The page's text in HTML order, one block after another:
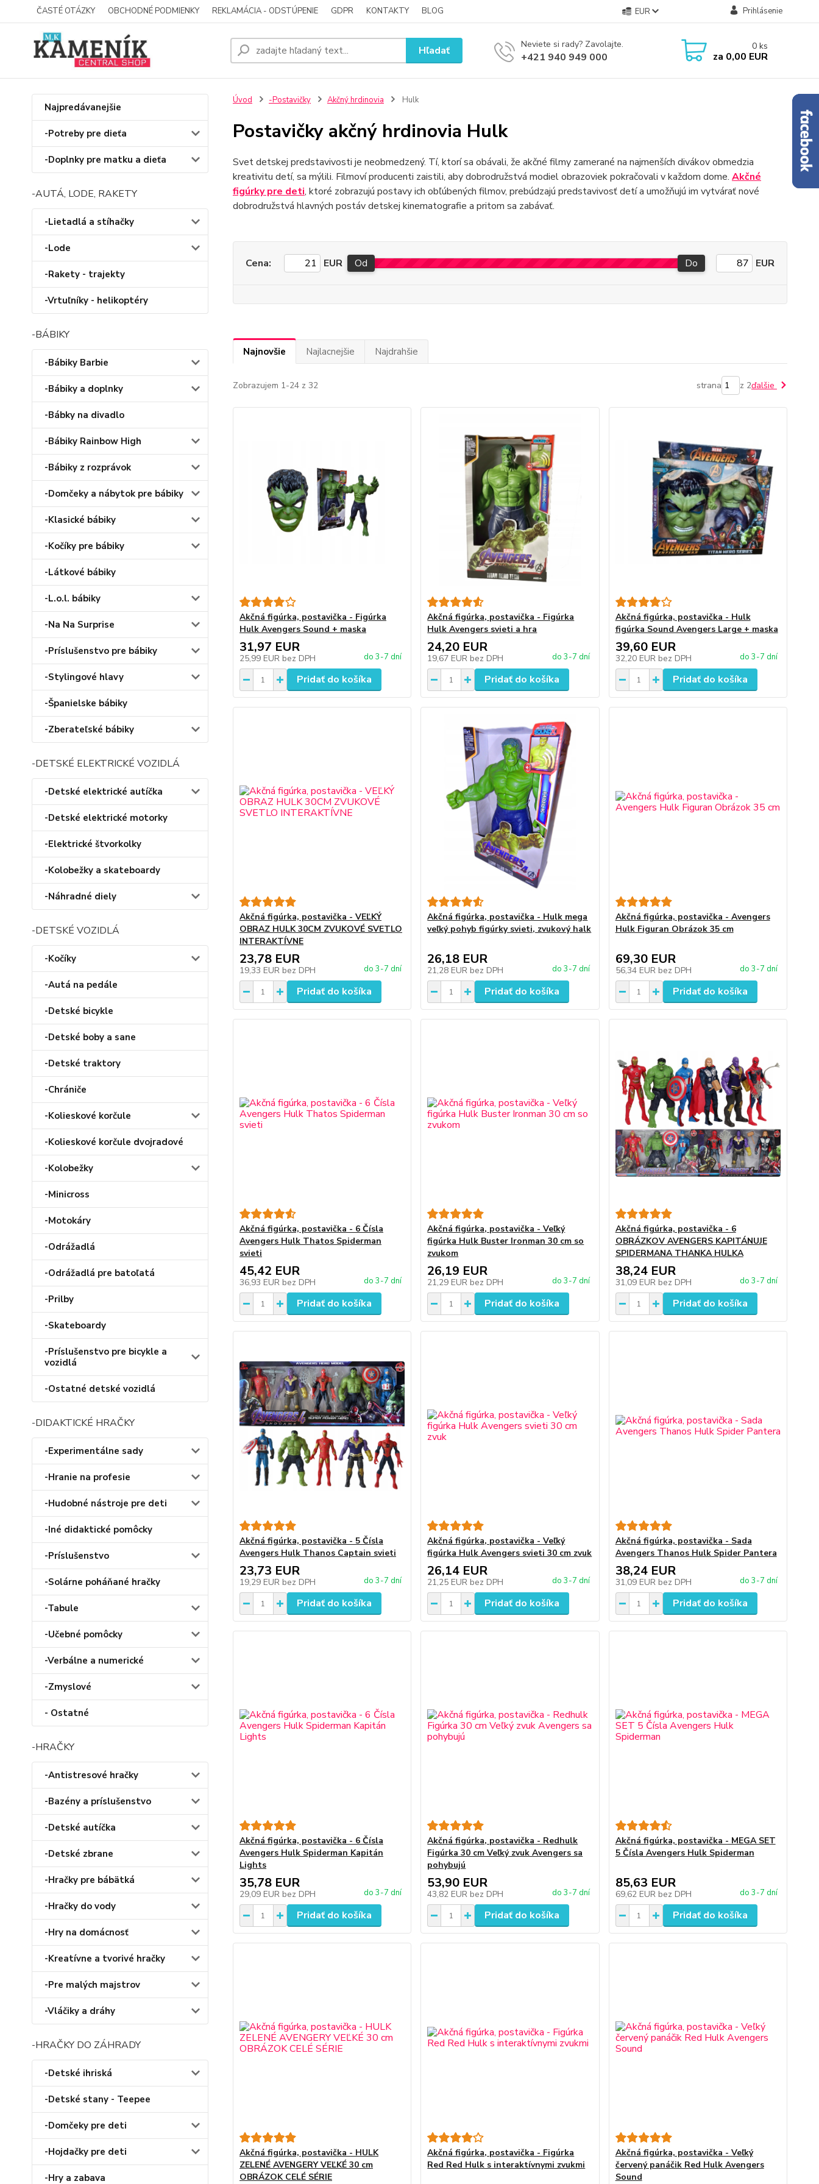
ČASTÉ OTÁZKY OBCHODNÉ PODMIENKY REKLAMÁCIA - ODSTÚPENIE GDPR KONTAKTY BLOG EUR Prihlásenie
Hľadať Neviete si rady? Zavolajte.
+421 940 949 000
0 ks
za 0,00 EUR
Najpredávanejšie
-Potreby pre dieťa
-Doplnky pre matku a dieťa
-AUTÁ, LODE, RAKETY
-Lietadlá a stíhačky
-Lode
-Rakety - trajekty
-Vrtuľníky - helikoptéry
-BÁBIKY
-Bábiky Barbie
-Bábiky a doplnky
-Bábky na divadlo
-Bábiky Rainbow High
-Bábiky z rozprávok
-Domčeky a nábytok pre bábiky
-Klasické bábiky
-Kočíky pre bábiky
-Látkové bábiky
-L.o.l. bábiky
-Na Na Surprise
-Príslušenstvo pre bábiky
-Stylingové hlavy
-Španielske bábiky
-Zberateľské bábiky
-DETSKÉ ELEKTRICKÉ VOZIDLÁ
-Detské elektrické autíčka
-Detské elektrické motorky
-Elektrické štvorkolky
-Kolobežky a skateboardy
-Náhradné diely
-DETSKÉ VOZIDLÁ
-Kočíky
-Autá na pedále
-Detské bicykle
-Detské boby a sane
-Detské traktory
-Chrániče
-Kolieskové korčule
-Kolieskové korčule dvojradové
-Kolobežky
-Minicross
-Motokáry
-Odrážadlá
-Odrážadlá pre batoľatá
-Prilby
-Skateboardy
-Príslušenstvo pre bicykle a
vozidlá
-Ostatné detské vozidlá
-DIDAKTICKÉ HRAČKY
-Experimentálne sady
-Hranie na profesie
-Hudobné nástroje pre deti
-Iné didaktické pomôcky
-Príslušenstvo
-Solárne poháňané hračky
-Tabule
-Učebné pomôcky
-Verbálne a numerické
-Zmyslové
- Ostatné
-HRAČKY
-Antistresové hračky
-Bazény a príslušenstvo
-Detské autíčka
-Detské zbrane
-Hračky pre bábätká
-Hračky do vody
-Hry na domácnosť
-Kreatívne a tvorivé hračky
-Pre malých majstrov
-Vláčiky a dráhy
-HRAČKY DO ZÁHRADY
-Detské ihriská
-Detské stany - Teepee
-Domčeky pre deti
-Hojdačky pre deti
-Hry a zabava
Úvod -Postavičky Akčný hrdinovia Hulk
Postavičky akčný hrdinovia Hulk
Svet detskej predstavivosti je neobmedzený. Tí, ktorí sa obávali, že akčné filmy zamerané na najmenších divákov obmedzia
kreativitu detí, sa mýlili. Filmoví producenti zaistili, aby dobrodružstvá modiel obrazoviek pokračovali v každom dome. Akčné
figúrky pre deti, ktoré zobrazujú postavy ich obľúbených filmov, prebúdzajú predstavivosť detí a umožňujú im vytvárať nové
dobrodružstvá hlavných postáv detskej kinematografie a pritom sa zabávať.
Cena: EUR Od Do EUR
Najnovšie Najlacnejšie Najdrahšie
Zobrazujem 1-24 z 32 strana z 2ďalšie
Akčná figúrka, postavička - Figúrka
Hulk Avengers Sound + maska
31,97 EUR
25,99 EUR bez DPH do 3-7 dní
Pridať do košíka
Akčná figúrka, postavička - Figúrka
Hulk Avengers svieti a hra
24,20 EUR
19,67 EUR bez DPH do 3-7 dní
Pridať do košíka
Akčná figúrka, postavička - Hulk
figúrka Sound Avengers Large + maska
39,60 EUR
32,20 EUR bez DPH do 3-7 dní
Pridať do košíka
Akčná figúrka, postavička - VEĽKÝ
OBRAZ HULK 30CM ZVUKOVÉ SVETLO
INTERAKTÍVNE
23,78 EUR
19,33 EUR bez DPH do 3-7 dní
Pridať do košíka
Akčná figúrka, postavička - Hulk mega
veľký pohyb figúrky svieti, zvukový halk
26,18 EUR
21,28 EUR bez DPH do 3-7 dní
Pridať do košíka
Akčná figúrka, postavička - Avengers
Hulk Figuran Obrázok 35 cm
69,30 EUR
56,34 EUR bez DPH do 3-7 dní
Pridať do košíka
Akčná figúrka, postavička - 6 Čísla
Avengers Hulk Thatos Spiderman
svieti
45,42 EUR
36,93 EUR bez DPH do 3-7 dní
Pridať do košíka
Akčná figúrka, postavička - Veľký
figúrka Hulk Buster Ironman 30 cm so
zvukom
26,19 EUR
21,29 EUR bez DPH do 3-7 dní
Pridať do košíka
Akčná figúrka, postavička - 6
OBRÁZKOV AVENGERS KAPITÁNUJE
SPIDERMANA THANKA HULKA
38,24 EUR
31,09 EUR bez DPH do 3-7 dní
Pridať do košíka
Akčná figúrka, postavička - 5 Čísla
Avengers Hulk Thanos Captain svieti
23,73 EUR
19,29 EUR bez DPH do 3-7 dní
Pridať do košíka
Akčná figúrka, postavička - Veľký
figúrka Hulk Avengers svieti 30 cm zvuk
26,14 EUR
21,25 EUR bez DPH do 3-7 dní
Pridať do košíka
Akčná figúrka, postavička - Sada
Avengers Thanos Hulk Spider Pantera
38,24 EUR
31,09 EUR bez DPH do 3-7 dní
Pridať do košíka
Akčná figúrka, postavička - 6 Čísla
Avengers Hulk Spiderman Kapitán
Lights
35,78 EUR
29,09 EUR bez DPH do 3-7 dní
Pridať do košíka
Akčná figúrka, postavička - Redhulk
Figúrka 30 cm Veľký zvuk Avengers sa
pohybujú
53,90 EUR
43,82 EUR bez DPH do 3-7 dní
Pridať do košíka
Akčná figúrka, postavička - MEGA SET
5 Čísla Avengers Hulk Spiderman
85,63 EUR
69,62 EUR bez DPH do 3-7 dní
Pridať do košíka
Akčná figúrka, postavička - HULK
ZELENÉ AVENGERY VEĽKÉ 30 cm
OBRÁZOK CELÉ SÉRIE
Akčná figúrka, postavička - Figúrka
Red Red Hulk s interaktívnymi zvukmi
Akčná figúrka, postavička - Veľký
červený panáčik Red Hulk Avengers
Sound